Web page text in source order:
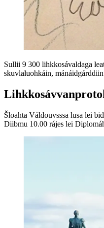
Sullii 9 300 lihkkosávaldaga
skuvlaluohkáin,
Šloahta Váldouvsssa lusa lei
Diibmu 10.00 rájes lei